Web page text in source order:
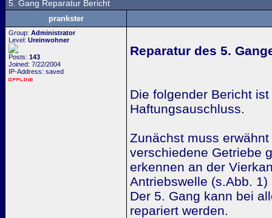
5. Gang Reparatur Bericht
prankster
Group: Administrator
Level: Ureinwohner
Posts: 143
Joined: 7/22/2004
IP-Address: saved
Reparatur des 5.
Die folgender Bericht
Haftungsauschluss.
Zunächst muss
verschiedene Getriebe
erkennen an der
Antriebswelle (s.Abb. 1)
Der 5. Gang kann bei
repariert werden.